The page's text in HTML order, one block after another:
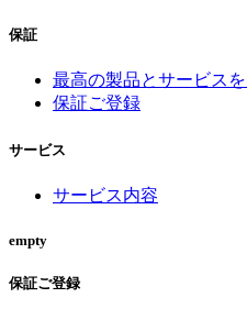
保証
最高の製品とサービス
保証ご登録
サービス
サービス内容
empty
保証ご登録